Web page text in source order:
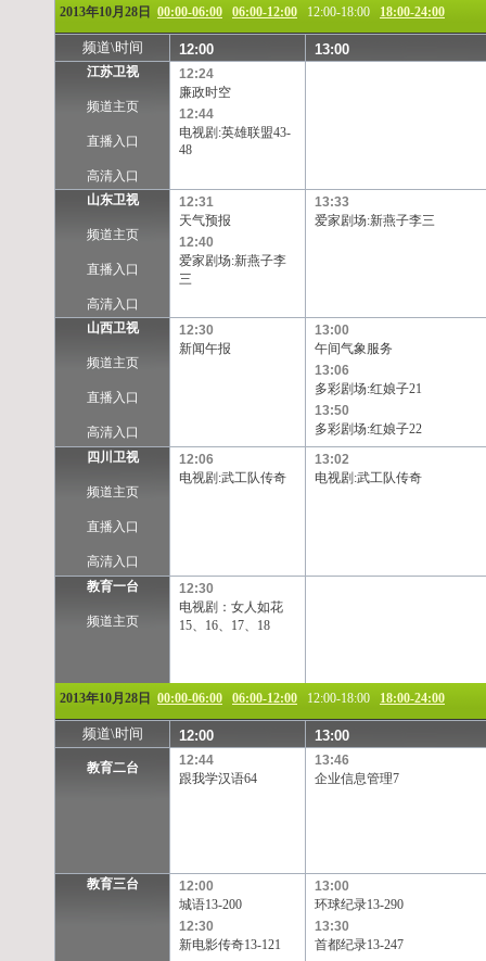
2013年10月28日 00:00-06:00 06:00-12:00 12:00-18:00 18:00-24:00
频道\时间 12:00 13:00
江苏卫视
频道主页
直播入口
高清入口
12:24
廉政时空
12:44
电视剧:英雄联盟43-
48
山东卫视
频道主页
直播入口
高清入口
12:31
天气预报
12:40
爱家剧场:新燕子李
三
13:33
爱家剧场:新燕子李三
山西卫视
频道主页
直播入口
高清入口
12:30
新闻午报
13:00
午间气象服务
13:06
多彩剧场:红娘子21
13:50
多彩剧场:红娘子22
四川卫视
频道主页
直播入口
高清入口
12:06
电视剧:武工队传奇
13:02
电视剧:武工队传奇
教育一台
频道主页
12:30
电视剧：女人如花
15、16、17、18
2013年10月28日 00:00-06:00 06:00-12:00 12:00-18:00 18:00-24:00
频道\时间 12:00 13:00
教育二台
12:44
跟我学汉语64
13:46
企业信息管理7
教育三台
12:00
城语13-200
12:30
新电影传奇13-121
13:00
环球纪录13-290
13:30
首都纪录13-247